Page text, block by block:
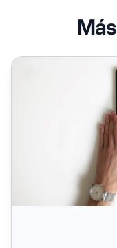
Cómo usar las